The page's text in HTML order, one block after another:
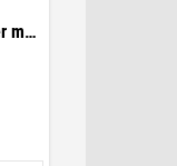
Mercedes E500 emblem svart silver modell logo